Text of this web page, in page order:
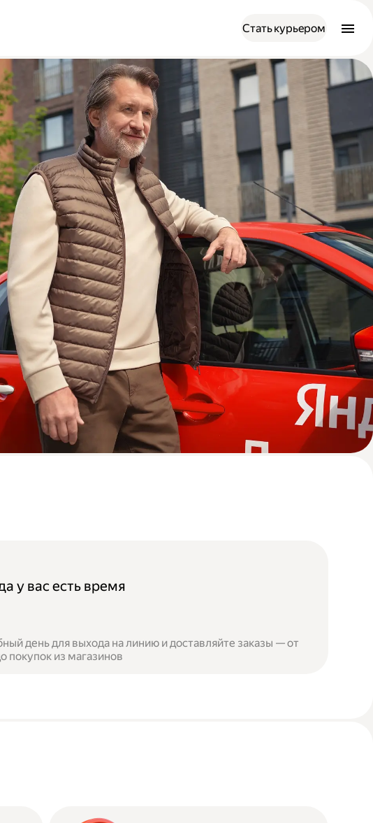
Стать курьером
у вас есть время
день для выхода на линию и доставляйте заказы — от
покупок из магазинов